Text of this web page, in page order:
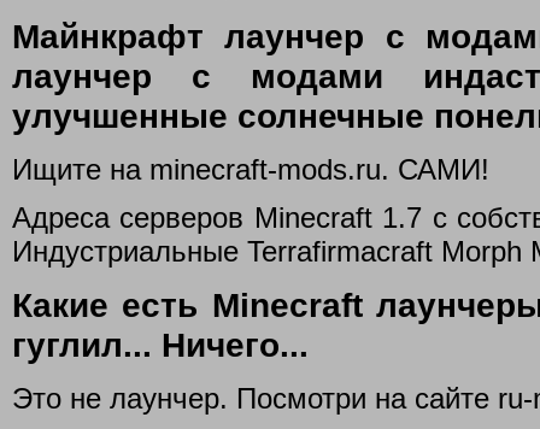
Майнкрафт лаунчер с
лаунчер с модами
улучшенные солнечные
Ищите на minecraft-mods.ru. САМИ!
Адреса серверов Minecraft 1.7 с
Индустриальные Terrafirmacraft Morph
Какие есть Minecraft
гуглил... Ничего...
Это не лаунчер. Посмотри на сайте